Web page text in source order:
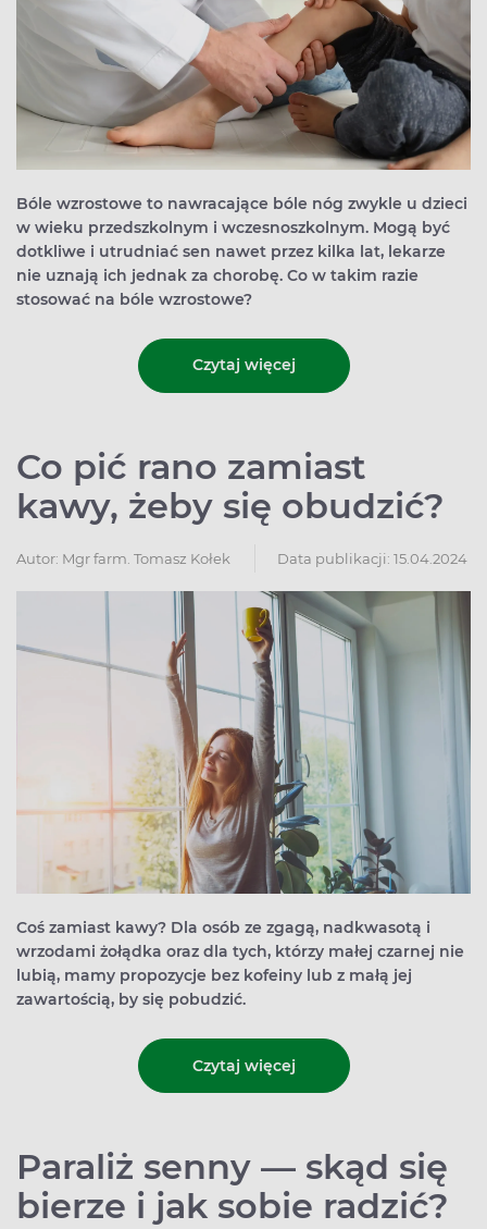
Bóle wzrostowe to nawracające bóle nóg zwykle u dzieci
w wieku przedszkolnym i wczesnoszkolnym. Mogą być
dotkliwe i utrudniać sen nawet przez kilka lat, lekarze
nie uznają ich jednak za chorobę. Co w takim razie
stosować na bóle wzrostowe?
Czytaj więcej
Co pić rano zamiast
kawy, żeby się obudzić?
Autor: Mgr farm. Tomasz Kołek Data publikacji: 15.04.2024
Coś zamiast kawy? Dla osób ze zgagą, nadkwasotą i
wrzodami żołądka oraz dla tych, którzy małej czarnej nie
lubią, mamy propozycje bez kofeiny lub z małą jej
zawartością, by się pobudzić.
Czytaj więcej
Paraliż senny — skąd się
bierze i jak sobie radzić?